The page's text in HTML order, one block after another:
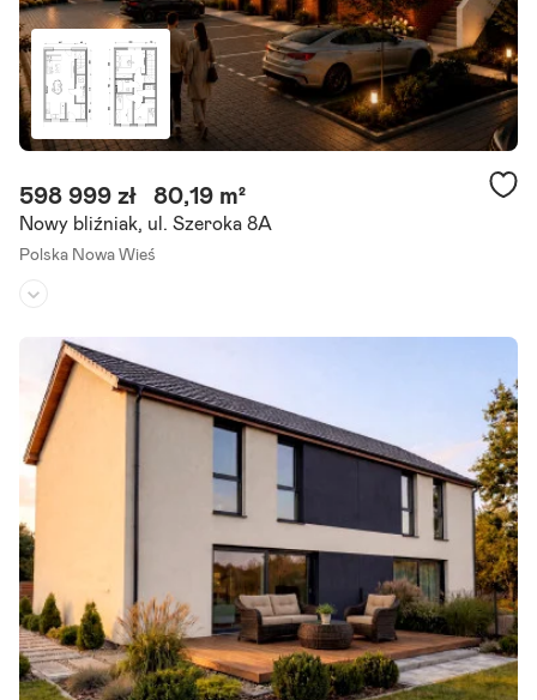
Nowy bliźniak, ul. Szeroka 8A
Polska Nowa Wieś
598 999 zł 80,19 m²
Liczba pokoi:
Termin realizacji:IV kwartał 2026
Zapraszamy do zapoznania się z ofertą 4-pokojowego domu w zabu
dowie bliźniaczej, składającego się z pokoju dziennego z aneksem ku
chennym, trzech sypialni, łazienki, wc, tarasu.
Szczegóły ogłoszenia